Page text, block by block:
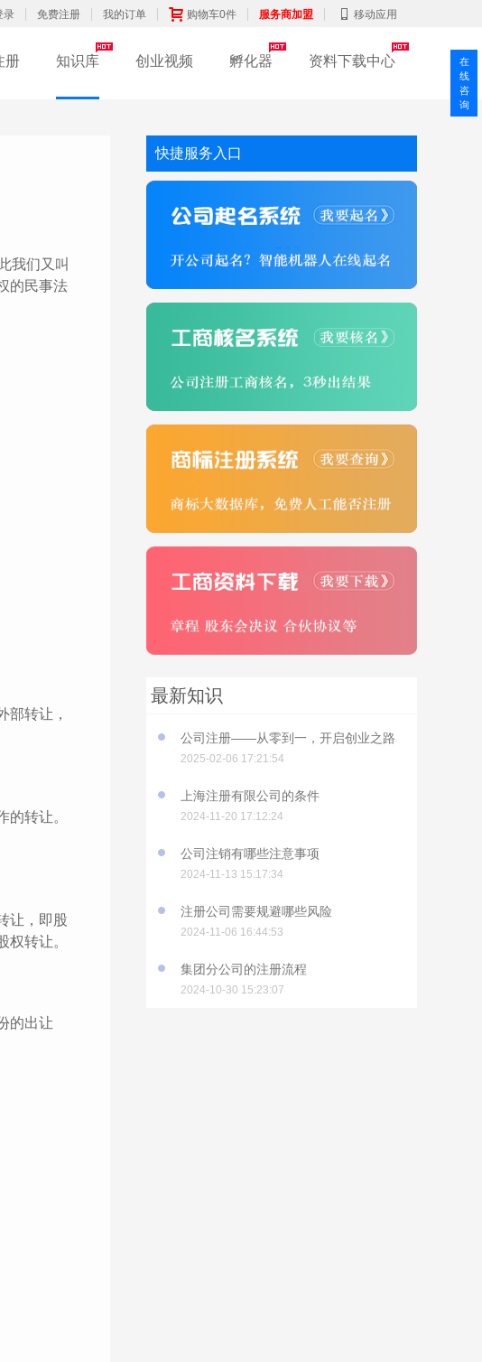
录 免费注册 我的订单 购物车0件 服务商加盟 移动应用
册 知识库 创业视频 孵化器 资料下载中心
快捷服务入口
最新知识
公司注册——从零到一，开启创业之路
2025-02-06 17:21:54
上海注册有限公司的条件
2024-11-20 17:12:24
公司注销有哪些注意事项
2024-11-13 15:17:34
注册公司需要规避哪些风险
2024-11-06 16:44:53
集团分公司的注册流程
2024-10-30 15:23:07
我们又叫
的民事法
转让，
转让。
让，即股
转让。
的出让
在
线
咨
询